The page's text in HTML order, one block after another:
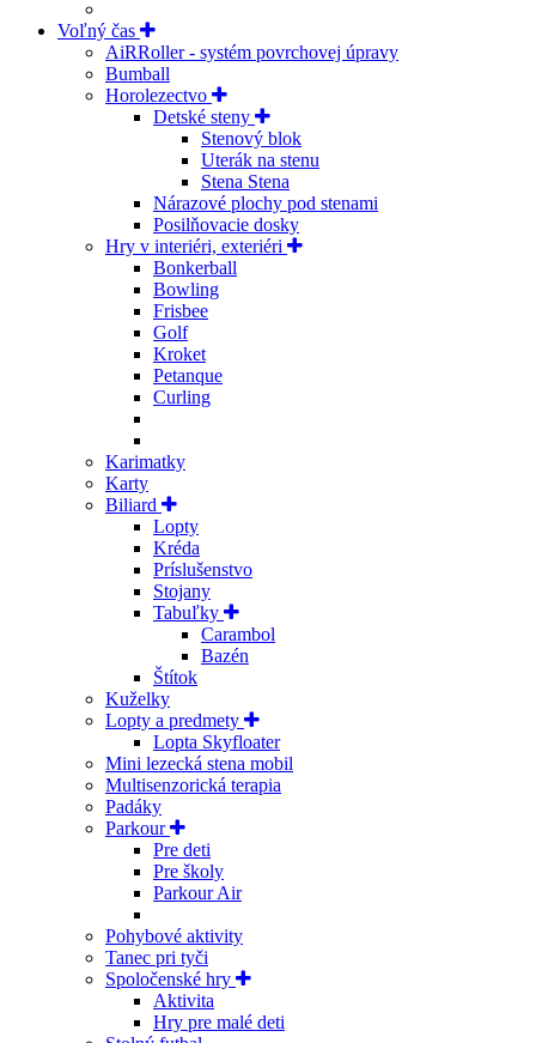
Voľný čas
AiRRoller - systém povrchovej úpravy
Bumball
Horolezectvo
Detské steny
Stenový blok
Uterák na stenu
Stena Stena
Nárazové plochy pod stenami
Posilňovacie dosky
Hry v interiéri, exteriéri
Bonkerball
Bowling
Frisbee
Golf
Kroket
Petanque
Curling
Karimatky
Karty
Biliard
Lopty
Kréda
Príslušenstvo
Stojany
Tabuľky
Carambol
Bazén
Štítok
Kuželky
Lopty a predmety
Lopta Skyfloater
Mini lezecká stena mobil
Multisenzorická terapia
Padáky
Parkour
Pre deti
Pre školy
Parkour Air
Pohybové aktivity
Tanec pri tyči
Spoločenské hry
Aktivita
Hry pre malé deti